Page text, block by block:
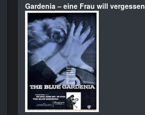
Gardenia – eine Frau will vergessen